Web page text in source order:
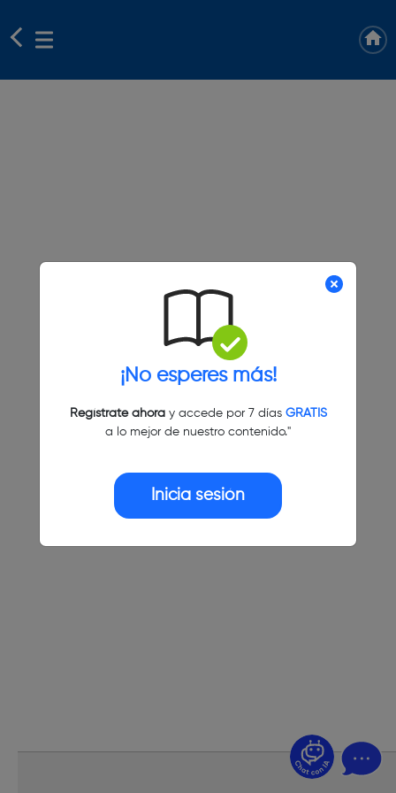
¡No esperes más!
Regístrate ahoray accede por 7 días GRATIS
a lo mejor de nuestro contenido."
Inicia sesión